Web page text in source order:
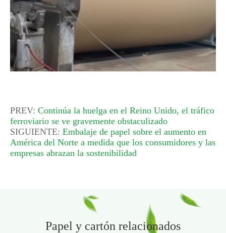
PREV: Continúa la huelga en el Reino Unido, el tráfico
ferroviario se ve gravemente obstaculizado
SIGUIENTE: Embalaje de papel sobre el aumento en
América del Norte a medida que los consumidores y las
empresas abrazan la sostenibilidad
Papel y cartón relacionados